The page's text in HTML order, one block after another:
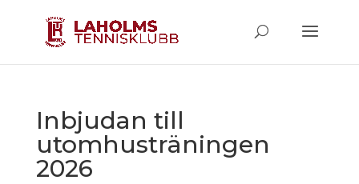
Inbjudan till
utomhusträningen
2026